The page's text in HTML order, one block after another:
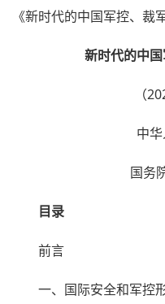
《新时代的中国军控、裁
新时代的中
（
中
国务
目录
前言
一、国际安全和军控